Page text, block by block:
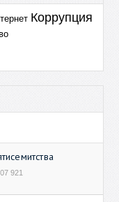
Коррупция
921